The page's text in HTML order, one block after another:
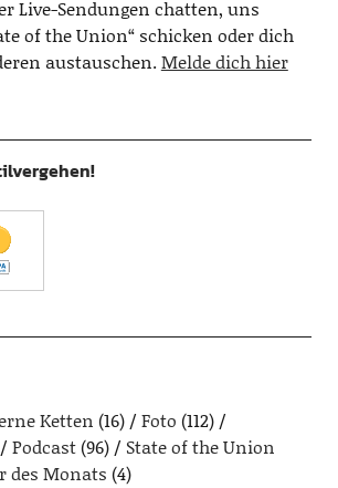
Live-Sendungen chatten, uns
of the Union“ schicken oder dich
austauschen.Melde dich hier
Ketten (16) Foto (112)
Podcast(96)
State of the Union
des Monats (4)